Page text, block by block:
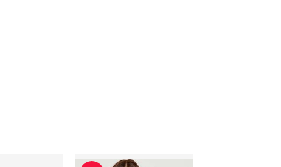
casualowa zimowa 4FElisabetta Franchi - Kurtka damska jesienna